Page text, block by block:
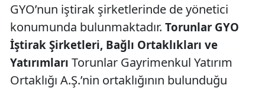
GYO’nun iştirak şirketlerinde de yönetici
konumunda bulunmaktadır. Torunlar GYO
İştirak Şirketleri, Bağlı Ortaklıkları ve
Yatırımları Torunlar Gayrimenkul Yatırım
Ortaklığı A.Ş.’nin ortaklığının bulunduğu